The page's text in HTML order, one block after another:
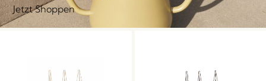
Jetzt Shoppen